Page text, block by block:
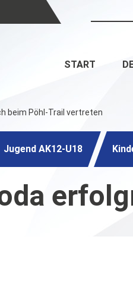
START
beim Pöhl-Trail vertreten
Jugend AK12-U18